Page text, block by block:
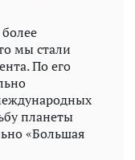
мы стали
По его
планеты
«Большая